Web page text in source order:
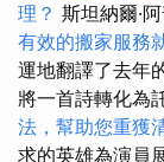
理？ 斯坦納爾·
有效的搬家服務
運地翻譯了去年
將一首詩轉化為
法，幫助您重獲
求的英雄為演員